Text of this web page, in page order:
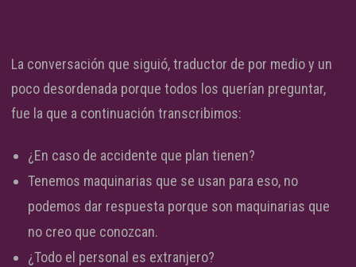
La conversación que siguió, traductor de por medio y un
poco desordenada porque todos los querían preguntar,
fue la que a continuación transcribimos:
¿En caso de accidente que plan tienen?
Tenemos maquinarias que se usan para eso, no
podemos dar respuesta porque son maquinarias que
no creo que conozcan.
¿Todo el personal es extranjero?